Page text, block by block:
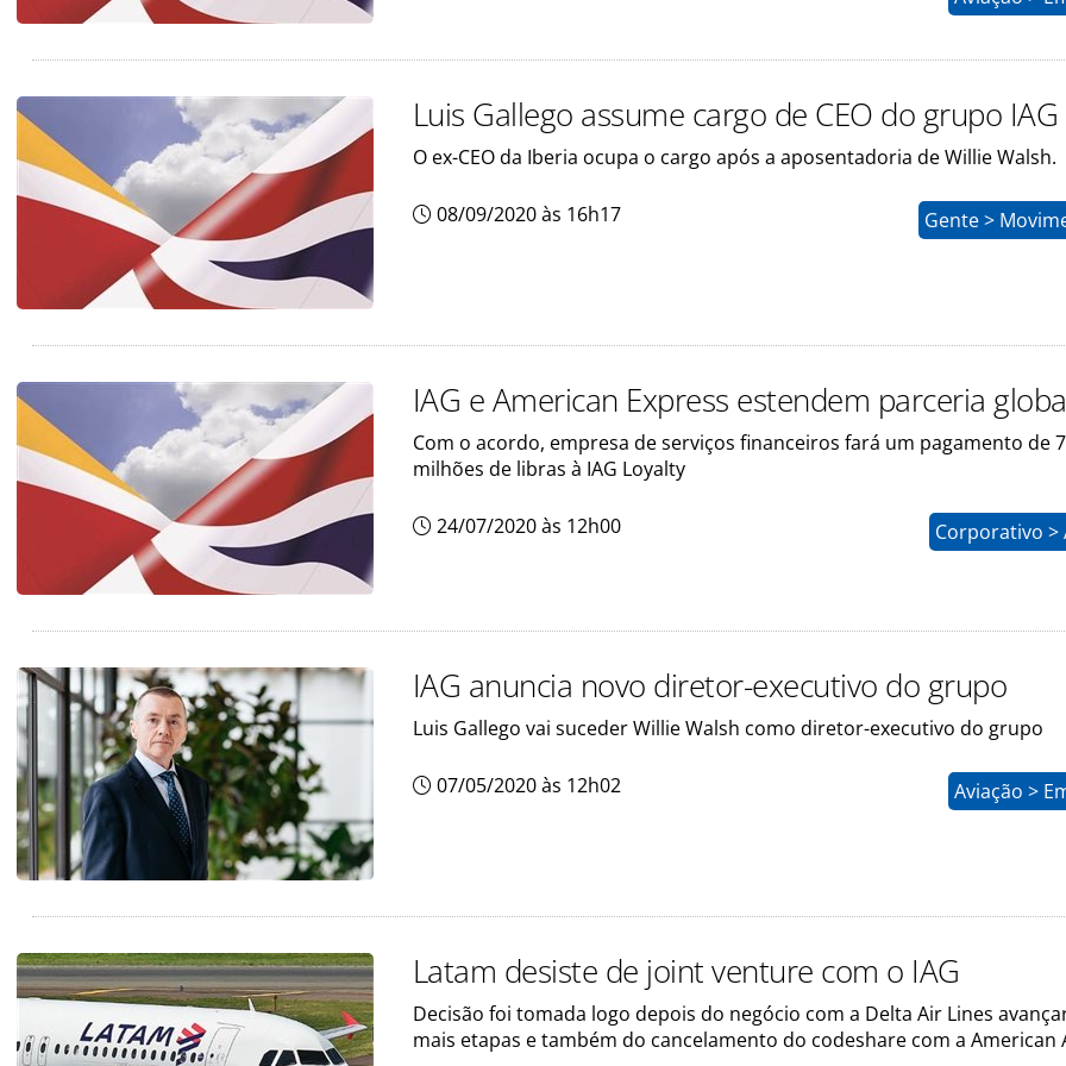
Luis Gallego assume cargo de CEO do grupo IAG
O ex-CEO da Iberia ocupa o cargo após a aposentadoria de Willie Walsh.
08/09/2020 às 16h17 Gente >
IAG e American Express estendem parceria
Com o acordo, empresa de serviços financeiros fará um pagamento de
milhões de libras à IAG Loyalty
24/07/2020 às 12h00 Corporativo >
IAG anuncia novo diretor-executivo do grupo
Luis Gallego vai suceder Willie Walsh como diretor-executivo do grupo
07/05/2020 às 12h02 Aviação >
Latam desiste de joint venture com o IAG
Decisão foi tomada logo depois do negócio com a Delta Air Lines
mais etapas e também do cancelamento do codeshare com a American